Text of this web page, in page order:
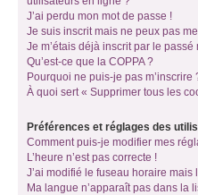
J’ai perdu mon mot de passe !
Je suis inscrit mais ne peux pas
Je m’étais déjà inscrit par le
Qu’est-ce que la COPPA ?
Pourquoi ne puis-je pas m’inscrire
À quoi sert « Supprimer tous les
Préférences et réglages des
Comment puis-je modifier mes
L’heure n’est pas correcte !
J’ai modifié le fuseau horaire mais
Ma langue n’apparaît pas dans la